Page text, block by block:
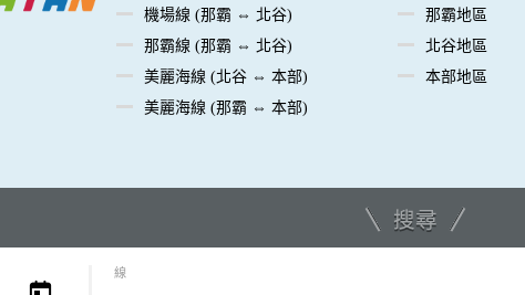
機場線 (那霸 ⇔ 北谷)
那霸線 (那霸 ⇔ 北谷)
美麗海線 (北谷 ⇔ 本部)
美麗海線 (那霸 ⇔ 本部)
那霸地區
北谷地區
本部地區
搜尋
線